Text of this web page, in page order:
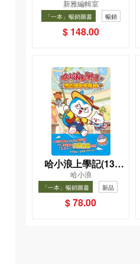
小手機
新雅編輯室
「一本」暢銷圖書 暢銷
$ 148.00
哈小浪上學記(13)
——逃出神奇博物館
哈小浪
「一本」暢銷圖書
新品
暢銷
$ 78.00